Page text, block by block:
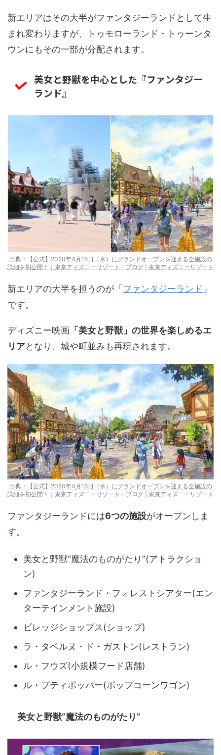
新エリアはその大半がファンタジーランドとして生
まれ変わりますが、トゥモローランド・トゥーンタ
ウンにもその一部が分配されます。
美女と野獣を中心とした『ファンタジー
ランド』
出典：
【公式】2020年4月15日（水）にグランドオープンを迎える全施設の
詳細を初公開！｜東京ディズニーリゾート・ブログ | 東京ディズニーリゾート
新エリアの大半を担うのが「 ファンタジーランド 」
です。
ディズニー映画 「美女と野獣」の世界を楽しめるエ
リアとなり、城や町並みも再現されます。
出典：
【公式】2020年4月15日（水）にグランドオープンを迎える全施設の
詳細を初公開！｜東京ディズニーリゾート・ブログ | 東京ディズニーリゾート
ファンタジーランドには6つの施設がオープンしま
す。
美女と野獣“魔法のものがたり”(アトラクショ
ン)
ファンタジーランド・フォレストシアター(エン
ターテインメント施設)
ビレッジショップス(ショップ)
ラ・タベルヌ・ド・ガストン(レストラン)
ル・フウズ(小規模フード店舗)
ル・プティポッパー(ポップコーンワゴン)
美女と野獣“魔法のものがたり”